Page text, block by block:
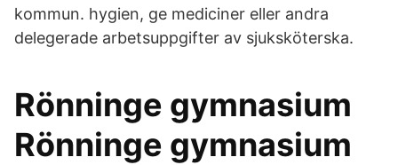
kommun. hygien, ge mediciner eller andra
delegerade arbetsuppgifter av sjuksköterska.
Rönninge gymnasium
Rönninge gymnasium